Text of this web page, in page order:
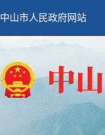
中山市人民政府网站